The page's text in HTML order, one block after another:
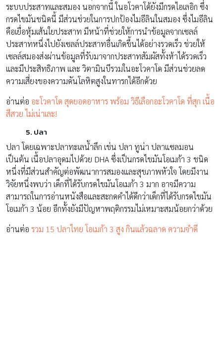
ระบบประสาทและสมอง นอกจากนี้ ในอโวคาโด้ยังมีกรดไอเลอิก ซึ่ง
กรดไขมันชนิดนี้ มีส่วนช่วยในการปกป้องไมอีลินในสมอง ซึ่งไมอีลิน
คือเยื่อหุ้มเส้นใยประสาท มีหน้าที่ช่วยให้การนำข้อมูลจากเซลล์
ประสาทหนึ่งไปยังเซลล์ประสาทอื่นเกิดขึ้นได้อย่างรวดเร็ว ช่วยให้
เซลล์สมองส่งผ่านข้อมูลที่รับมาจากประสาทสัมผัสทั้งห้าได้รวดเร็ว
และมีประสิทธิภาพ และ วิตามินบีรวมในอะโวคาโด มีส่วนช่วยลด
ความเสี่ยงของความดันโลหิตสูงในทารกได้อีกด้วย
อ่านต่อ อะโวคาโด สุดยอดอาหาร พร้อม วิธีเลือกอะโวคาโด ที่สุก เนื้อ
สีสวย ไม่เน่าเละ!
5. ปลา
ปลา โดยเฉพาะปลาทะเลน้ำลึก เช่น ปลา ทูน่า ปลาแซลมอน
เป็นต้น เนื้อปลาอุดมไปด้วย DHA ซึ่งเป็นกรดไขมันโอเมก้า 3 ชนิด
หนึ่งที่มีส่วนสำคัญต่อพัฒนาการสมองและสุขภาพหัวใจ โดยมีงาน
วิจัยหนึ่งพบว่า เด็กที่ได้รับกรดไขมันโอเมก้า 3 มาก อาจมีความ
สามารถในการอ่านหนังสือและสะกดคำได้ดีกว่าเด็กที่ได้รับกรดไขมัน
โอเมก้า 3 น้อย อีกทั้งยังมีปัญหาพฤติกรรมไม่เหมาะสมน้อยกว่าด้วย
อ่านต่อ รวม 15 ปลาไทย โอเมก้า 3 สูง กินแล้วฉลาด ความจำดี